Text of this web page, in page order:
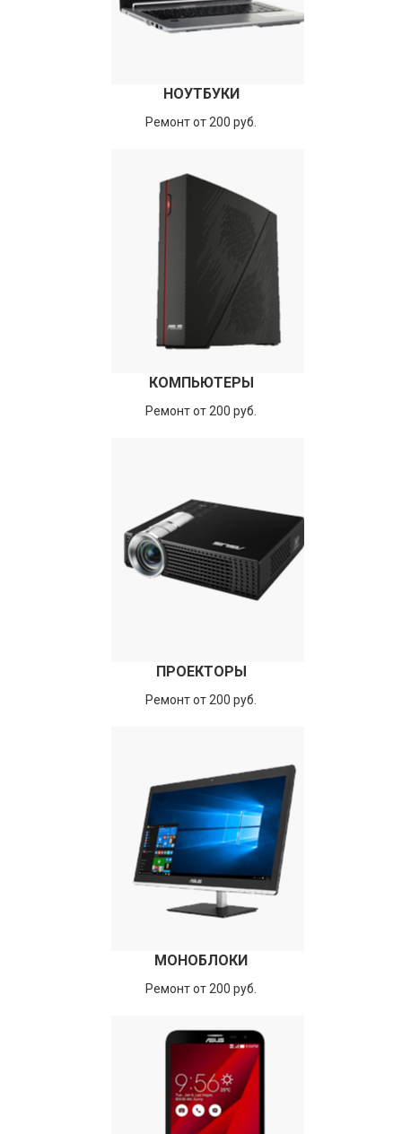
НОУТБУКИ
Ремонт от 200 руб.
КОМПЬЮТЕРЫ
Ремонт от 200 руб.
ПРОЕКТОРЫ
Ремонт от 200 руб.
МОНОБЛОКИ
Ремонт от 200 руб.